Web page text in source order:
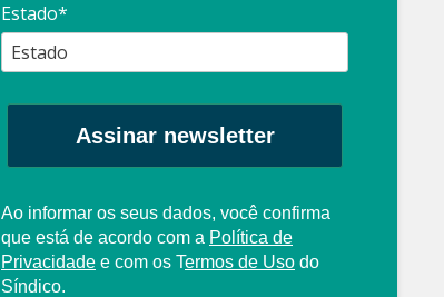
Estado*
Assinar newsletter
Ao informar os seus dados, você confirma
que está de acordo com a Política de
Privacidade e com os Termos de Uso do
Síndico.